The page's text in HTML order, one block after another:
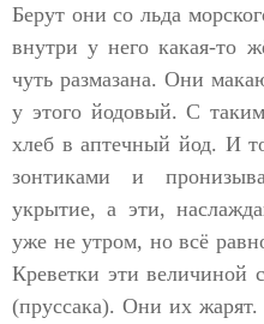
Берут они со льда
внутри у него какая-то
чуть размазана. Они
у этого йодовый. С
хлеб в аптечный йод. И
зонтиками и
укрытие, а эти,
уже не утром, но всё
Креветки эти величиной
(пруссака). Они их